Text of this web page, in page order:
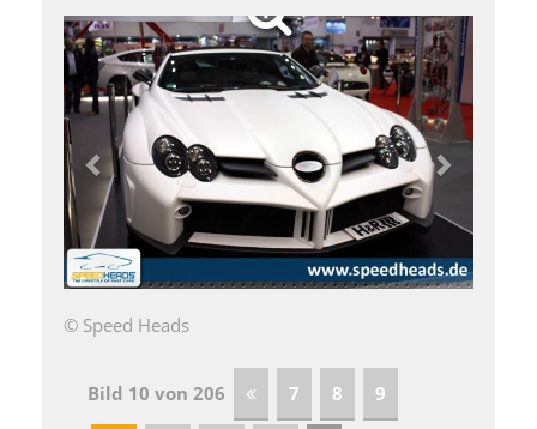
© Speed Heads
Bild 10 von 206 7 8 9